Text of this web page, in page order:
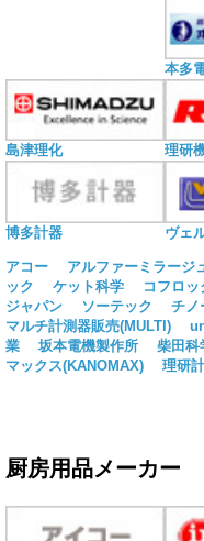
本多
島津理化 理研
博多計器 ヴェ
アコー アルファーミラージ
ック
ケット科学 コフロッ
ジャパン
ソーテック チノ
マルチ計測器販売(MULTI)
業
坂本電機製作所 柴田科
マックス(KANOMAX)
理研
厨房用品メーカー